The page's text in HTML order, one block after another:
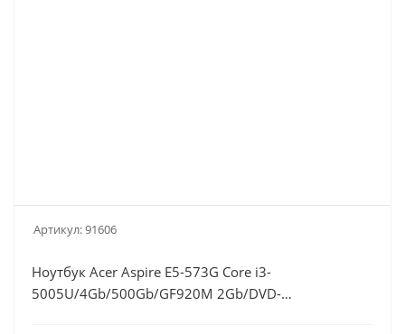
Артикул:91606
Ноутбук Acer Aspire E5-573G Core i3-
5005U/4Gb/500Gb/GF920M 2Gb/DVD-